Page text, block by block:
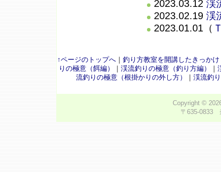
2023.03.12 渓
2023.02.19 渓
2023.01.01（
↑ページのトップへ｜ 釣り方教室を開講したきっかけ
りの極意（餌編）
｜ 渓流釣りの極意（釣り方編） ｜
流釣りの極意（根掛かりの外し方）
｜ 渓流釣
Copyright ©
〒635-0833